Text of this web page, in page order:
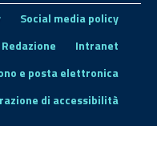
Social media policy
Redazione
Intranet
e posta elettronica
di accessibilità